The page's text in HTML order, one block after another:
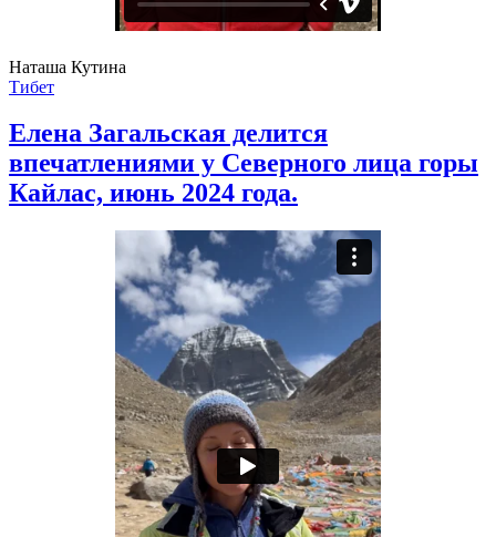
Наташа Кутина
Тибет
Елена Загальская делится
впечатлениями у Северного лица горы
Кайлас, июнь 2024 года.